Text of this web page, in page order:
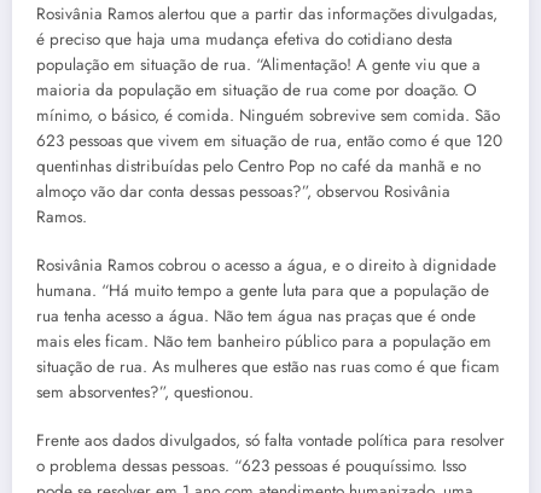
Rosivânia Ramos alertou que a partir das informações divulgadas,
é preciso que haja uma mudança efetiva do cotidiano desta
população em situação de rua. “Alimentação! A gente viu que a
maioria da população em situação de rua come por doação. O
mínimo, o básico, é comida. Ninguém sobrevive sem comida. São
623 pessoas que vivem em situação de rua, então como é que 120
quentinhas distribuídas pelo Centro Pop no café da manhã e no
almoço vão dar conta dessas pessoas?”, observou Rosivânia
Ramos.
Rosivânia Ramos cobrou o acesso a água, e o direito à dignidade
humana. “Há muito tempo a gente luta para que a população de
rua tenha acesso a água. Não tem água nas praças que é onde
mais eles ficam. Não tem banheiro público para a população em
situação de rua. As mulheres que estão nas ruas como é que ficam
sem absorventes?”, questionou.
Frente aos dados divulgados, só falta vontade política para resolver
o problema dessas pessoas. “623 pessoas é pouquíssimo. Isso